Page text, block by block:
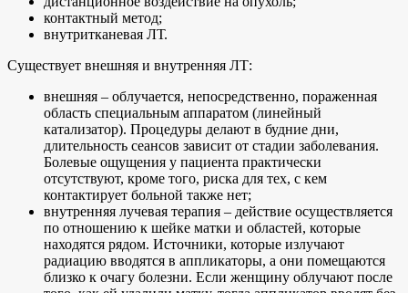
контактный метод;
внутритканевая ЛТ.
Существует внешняя и внутренняя ЛТ:
внешняя – облучается, непосредственно, пораженная
область специальным аппаратом (линейный
катализатор). Процедуры делают в будние дни,
длительность сеансов зависит от стадии заболевания.
Болевые ощущения у пациента практически
отсутствуют, кроме того, риска для тех, с кем
контактирует больной также нет;
внутренняя лучевая терапия – действие осуществляется
по отношению к шейке матки и областей, которые
находятся рядом. Источники, которые излучают
радиацию вводятся в аппликаторы, а они помещаются
близко к очагу болезни. Если женщину облучают после